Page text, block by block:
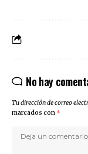
No hay
Tu dirección de correo
marcados con *